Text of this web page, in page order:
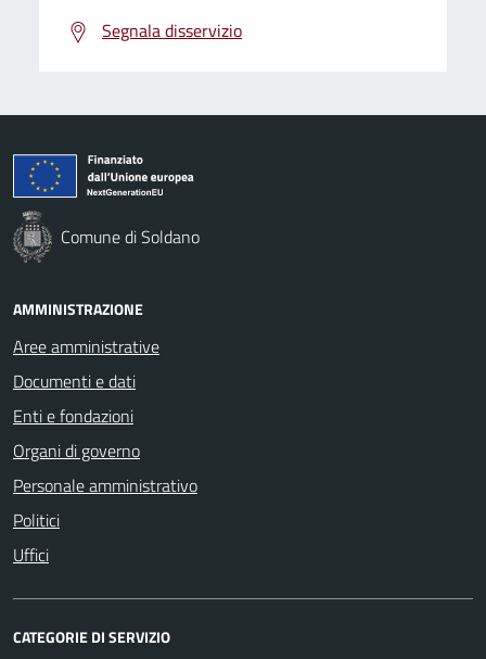
Segnala disservizio
Comune di Soldano
AMMINISTRAZIONE
Aree amministrative
Documenti e dati
Enti e fondazioni
Organi di governo
Personale amministrativo
Politici
Uffici
CATEGORIE DI SERVIZIO